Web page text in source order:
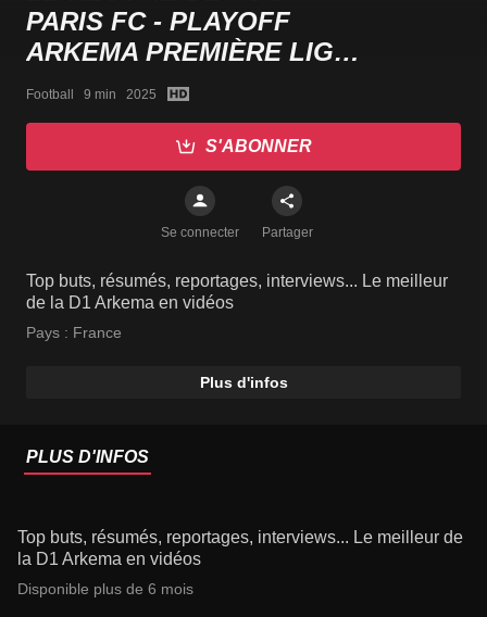
PARIS FC - PLAYOFF
ARKEMA PREMIÈRE LIGUE
2024-25
Football   9 min   2025
S'ABONNER
Se connecter Partager
Top buts, résumés, reportages, interviews... Le meilleur
de la D1 Arkema en vidéos
Pays : France
Plus d'infos
PLUS D'INFOS
Top buts, résumés, reportages, interviews... Le meilleur de
la D1 Arkema en vidéos
Disponible plus de 6 mois